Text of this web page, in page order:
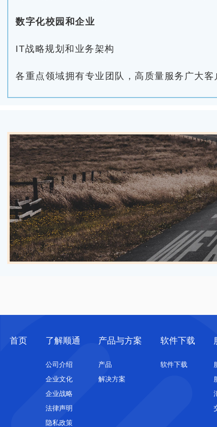
数字化校园和企业
IT战略规划和业务架构
各重点领域拥有专业团队，高质量服务广大
首页 了解顺通
公司介绍
企业文化
企业战略
法律声明
隐私政策
产品与方案
产品
解决方案
软件下载
软件下载